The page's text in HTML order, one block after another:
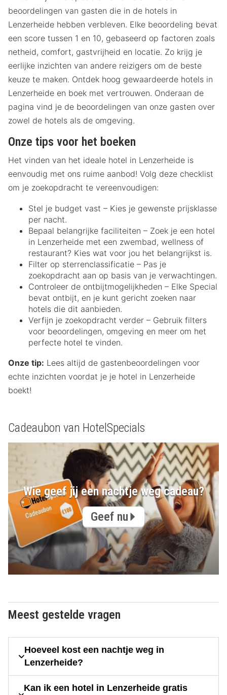
beoordelingen van gasten die in de hotels in
Lenzerheide hebben verbleven. Elke beoordeling bevat
een score tussen 1 en 10, gebaseerd op factoren zoals
netheid, comfort, gastvrijheid en locatie. Zo krijg je
eerlijke inzichten van andere reizigers om de beste
keuze te maken. Ontdek hoog gewaardeerde hotels in
Lenzerheide en boek met vertrouwen. Onderaan de
pagina vind je de beoordelingen van onze gasten over
zowel de hotels als de omgeving.
Onze tips voor het boeken
Het vinden van het ideale hotel in Lenzerheide is
eenvoudig met ons ruime aanbod! Volg deze checklist
om je zoekopdracht te vereenvoudigen:
Stel je budget vast – Kies je gewenste prijsklasse
per nacht.
Bepaal belangrijke faciliteiten – Zoek je een hotel
in Lenzerheide met een zwembad, wellness of
restaurant? Kies wat voor jou het belangrijkst is.
Filter op sterrenclassificatie – Pas je
zoekopdracht aan op basis van je verwachtingen.
Controleer de ontbijtmogelijkheden – Elke Special
bevat ontbijt, en je kunt gericht zoeken naar
hotels die dit aanbieden.
Verfijn je zoekopdracht verder – Gebruik filters
voor beoordelingen, omgeving en meer om het
perfecte hotel te vinden.
Onze tip: Lees altijd de gastenbeoordelingen voor
echte inzichten voordat je je hotel in Lenzerheide
boekt!
Cadeaubon van HotelSpecials
Wie geef jij een nachtje weg cadeau?
Geef nu
Meest gestelde vragen
Hoeveel kost een nachtje weg in
Lenzerheide?
Kan ik een hotel in Lenzerheide gratis